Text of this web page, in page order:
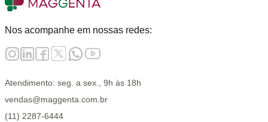
Nos acompanhe em nossas redes:
Atendimento: seg. a sex., 9h às 18h
vendas@maggenta.com.br
(11) 2287-6444